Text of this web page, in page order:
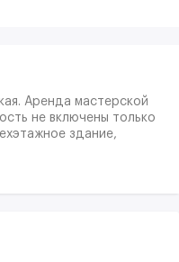
Аренда мастерской
не включены только
здание,
въезд через